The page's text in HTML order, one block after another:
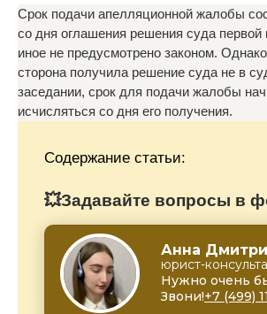
Срок подачи апелляционной жалобы
со дня оглашения решения суда первой
иное не предусмотрено законом.
сторона получила решение суда не в
заседании, срок для подачи жалобы
исчисляться со дня его получения.
Содержание статьи:
💥Задавайте вопросы в